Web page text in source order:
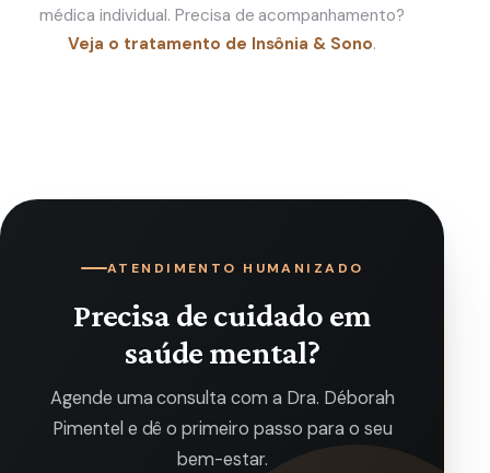
médica individual. Precisa de acompanhamento?
Veja o tratamento de Insônia & Sono.
ATENDIMENTO HUMANIZADO
Precisa de cuidado em
saúde mental?
Agende uma consulta com a Dra. Déborah
Pimentel e dê o primeiro passo para o seu
bem-estar.